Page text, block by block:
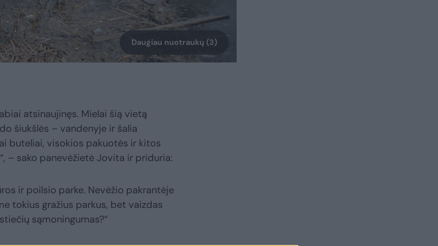
Daugiau nuotraukų (3)
atsinaujinęs. Mielai šią vietą
šiukšlės – vandenyje ir šalia
buteliai, visokios pakuotės ir kitos
– sako panevėžietė Jovita ir priduria:
ir poilsio parke. Nevėžio pakrantėje
tokius gražius parkus, bet vaizdas
sąmoningumas?“